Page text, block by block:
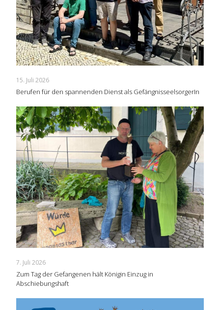
15. Juli 2026
Berufen für den spannenden Dienst als GefängnisseelsorgerIn
7. Juli 2026
Zum Tag der Gefangenen hält Königin Einzug in
Abschiebungshaft